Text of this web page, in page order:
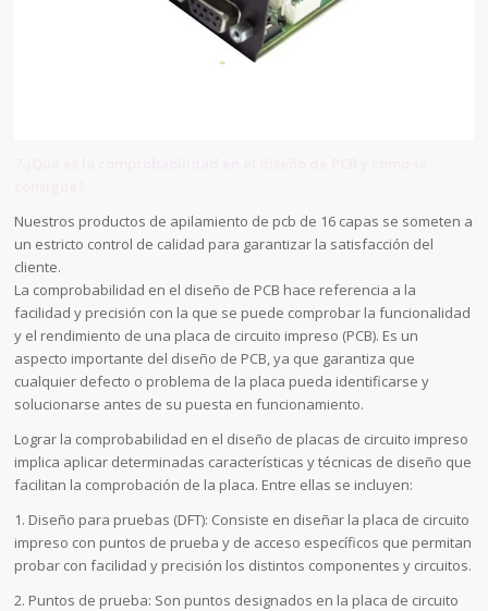
Nuestros productos de apilamiento de pcb de 16 capas se someten a
un estricto control de calidad para garantizar la satisfacción del
cliente.
La comprobabilidad en el diseño de PCB hace referencia a la
facilidad y precisión con la que se puede comprobar la funcionalidad
y el rendimiento de una placa de circuito impreso (PCB). Es un
aspecto importante del diseño de PCB, ya que garantiza que
cualquier defecto o problema de la placa pueda identificarse y
solucionarse antes de su puesta en funcionamiento.
Lograr la comprobabilidad en el diseño de placas de circuito impreso
implica aplicar determinadas características y técnicas de diseño que
facilitan la comprobación de la placa. Entre ellas se incluyen:
1. Diseño para pruebas (DFT): Consiste en diseñar la placa de circuito
impreso con puntos de prueba y de acceso específicos que permitan
probar con facilidad y precisión los distintos componentes y circuitos.
2. Puntos de prueba: Son puntos designados en la placa de circuito